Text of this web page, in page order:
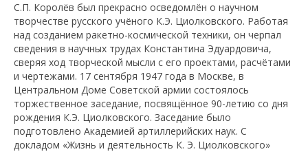
С.П. Королёв был прекрасно осведомлён о научном
творчестве русского учёного К.Э. Циолковского. Работая
над созданием ракетно-космической техники, он черпал
сведения в научных трудах Константина Эдуардовича,
сверяя ход творческой мысли с его проектами, расчётами
и чертежами. 17 сентября 1947 года в Москве, в
Центральном Доме Советской армии состоялось
торжественное заседание, посвящённое 90-летию со дня
рождения К.Э. Циолковского. Заседание было
подготовлено Академией артиллерийских наук. С
докладом «Жизнь и деятельность К. Э. Циолковского»